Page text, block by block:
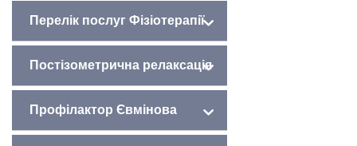
Перелік послуг Фізіотерапії
Постізометрична релаксація
Профілактор Євмінова